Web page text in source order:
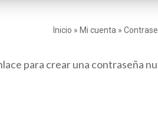
Inicio » Mi cuenta »
para crear una contraseña